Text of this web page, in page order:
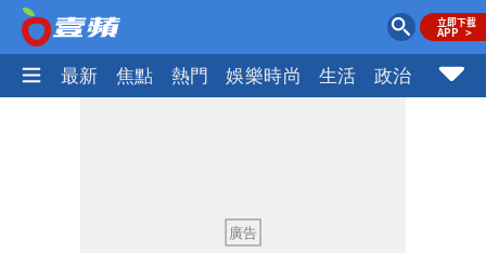
最新 焦點 熱門 娛樂時尚 生活 政治 社會